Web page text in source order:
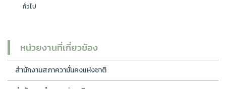
ทั่วไป
หน่วยงานที่เกี่ยวข้อง
สำนักงานสภาความั่นคงแห่งชาติ